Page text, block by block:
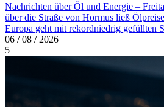
Nachrichten über Öl und Energie –
über die Straße von Hormus ließ
Europa geht mit rekordniedrig gefüllten
06 / 08 / 2026
5